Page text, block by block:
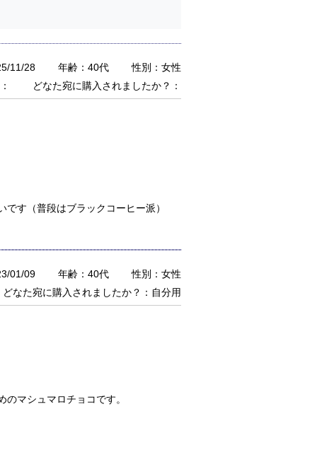
11/28 年齢：40代
性別：女性
どなた宛に購入されましたか？：
す（普段はブラックコーヒー派）
01/09 年齢：40代
性別：女性
どなた宛に購入されましたか？：自分用
マシュマロチョコです。